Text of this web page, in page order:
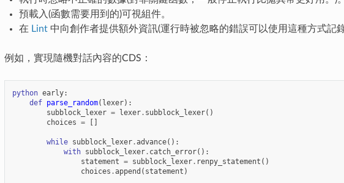
預載入(函數需要用到的)可視組件。
在 Lint中向創作者提供額外資訊(運行時被忽略的錯誤可以使用這種方式記錄
例如，實現隨機對話內容的CDS：
python early:
def parse_random( lexer):
subblock_lexer = lexer. subblock_lexer()
choices = []
while subblock_lexer.advance():
with subblock_lexer. catch_error():
statement = subblock_lexer. renpy_statement ()
choices .append ( statement )